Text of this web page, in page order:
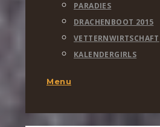
PARADIES
DRACHENBOOT 2015
VETTERNWIRTSCHAFT
KALENDERGIRLS
Menu